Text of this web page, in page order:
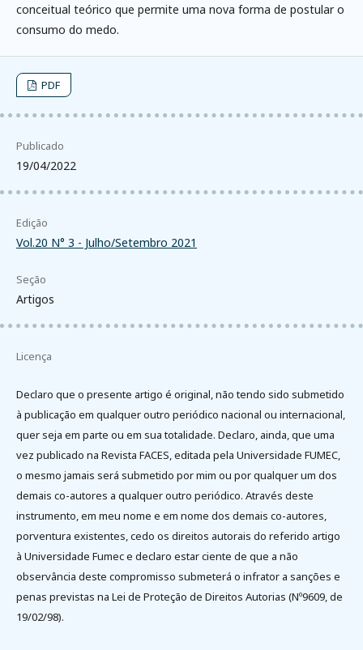
conceitual teórico que permite uma nova forma de postular o
consumo do medo.
PDF
Publicado
19/04/2022
Edição
Vol.20 N° 3 - Julho/Setembro 2021
Seção
Artigos
Licença
Declaro que o presente artigo é original, não tendo sido submetido
à publicação em qualquer outro periódico nacional ou internacional,
quer seja em parte ou em sua totalidade. Declaro, ainda, que uma
vez publicado na Revista FACES, editada pela Universidade FUMEC,
o mesmo jamais será submetido por mim ou por qualquer um dos
demais co-autores a qualquer outro periódico. Através deste
instrumento, em meu nome e em nome dos demais co-autores,
porventura existentes, cedo os direitos autorais do referido artigo
à Universidade Fumec e declaro estar ciente de que a não
observância deste compromisso submeterá o infrator a sanções e
penas previstas na Lei de Proteção de Direitos Autorias (Nº9609, de
19/02/98).